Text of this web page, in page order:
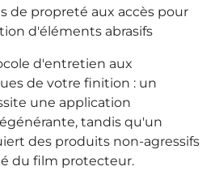
de propreté aux accès pour
d'éléments abrasifs
d'entretien aux
de votre finition : un
une application
tandis qu'un
des produits non-agressifs
du film protecteur.